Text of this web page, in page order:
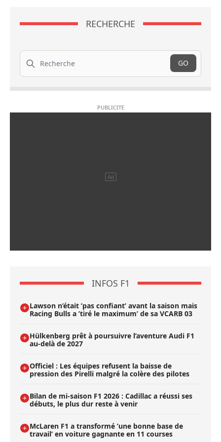
RECHERCHE
Recherche
GO
INFOS F1
Lawson n’était ’pas confiant’ avant la saison mais
Racing Bulls a ’tiré le maximum’ de sa VCARB 03
Hülkenberg prêt à poursuivre l’aventure Audi F1
au-delà de 2027
Officiel : Les équipes refusent la baisse de
pression des Pirelli malgré la colère des pilotes
Bilan de mi-saison F1 2026 : Cadillac a réussi ses
débuts, le plus dur reste à venir
McLaren F1 a transformé ’une bonne base de
travail’ en voiture gagnante en 11 courses